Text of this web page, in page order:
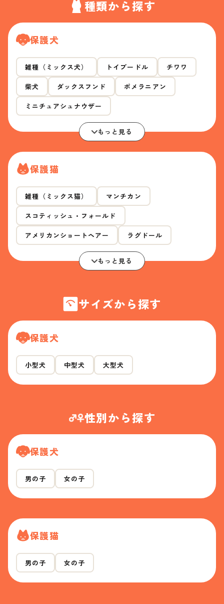
種類から探す
保護犬
雑種（ミックス犬） トイプードル チワワ
柴犬 ダックスフンド ポメラニアン
ミニチュアシュナウザー
もっと見る
保護猫
雑種（ミックス猫） マンチカン
スコティッシュ・フォールド
アメリカンショートヘアー ラグドール
もっと見る
サイズから探す
保護犬
小型犬 中型犬 大型犬
性別から探す
保護犬
男の子 女の子
保護猫
男の子 女の子